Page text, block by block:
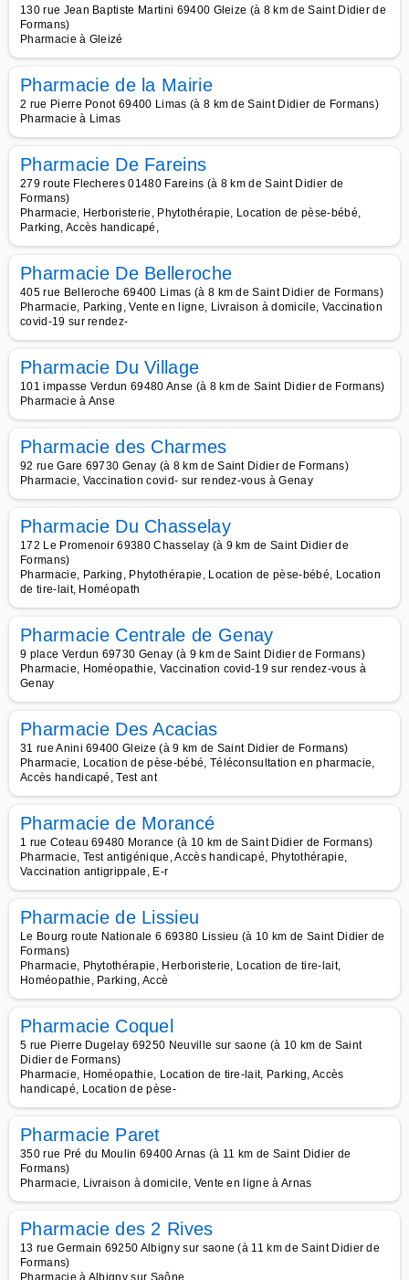
130 rue Jean Baptiste Martini 69400 Gleize (à 8 km de Saint Didier de
Formans)
Pharmacie à Gleizé
Pharmacie de la Mairie
2 rue Pierre Ponot 69400 Limas (à 8 km de Saint Didier de Formans)
Pharmacie à Limas
Pharmacie De Fareins
279 route Flecheres 01480 Fareins (à 8 km de Saint Didier de
Formans)
Pharmacie, Herboristerie, Phytothérapie, Location de pèse-bébé,
Parking, Accès handicapé,
Pharmacie De Belleroche
405 rue Belleroche 69400 Limas (à 8 km de Saint Didier de Formans)
Pharmacie, Parking, Vente en ligne, Livraison à domicile, Vaccination
covid-19 sur rendez-
Pharmacie Du Village
101 impasse Verdun 69480 Anse (à 8 km de Saint Didier de Formans)
Pharmacie à Anse
Pharmacie des Charmes
92 rue Gare 69730 Genay (à 8 km de Saint Didier de Formans)
Pharmacie, Vaccination covid- sur rendez-vous à Genay
Pharmacie Du Chasselay
172 Le Promenoir 69380 Chasselay (à 9 km de Saint Didier de
Formans)
Pharmacie, Parking, Phytothérapie, Location de pèse-bébé, Location
de tire-lait, Homéopath
Pharmacie Centrale de Genay
9 place Verdun 69730 Genay (à 9 km de Saint Didier de Formans)
Pharmacie, Homéopathie, Vaccination covid-19 sur rendez-vous à
Genay
Pharmacie Des Acacias
31 rue Anini 69400 Gleize (à 9 km de Saint Didier de Formans)
Pharmacie, Location de pèse-bébé, Téléconsultation en pharmacie,
Accès handicapé, Test ant
Pharmacie de Morancé
1 rue Coteau 69480 Morance (à 10 km de Saint Didier de Formans)
Pharmacie, Test antigénique, Accès handicapé, Phytothérapie,
Vaccination antigrippale, E-r
Pharmacie de Lissieu
Le Bourg route Nationale 6 69380 Lissieu (à 10 km de Saint Didier de
Formans)
Pharmacie, Phytothérapie, Herboristerie, Location de tire-lait,
Homéopathie, Parking, Accè
Pharmacie Coquel
5 rue Pierre Dugelay 69250 Neuville sur saone (à 10 km de Saint
Didier de Formans)
Pharmacie, Homéopathie, Location de tire-lait, Parking, Accès
handicapé, Location de pèse-
Pharmacie Paret
350 rue Pré du Moulin 69400 Arnas (à 11 km de Saint Didier de
Formans)
Pharmacie, Livraison à domicile, Vente en ligne à Arnas
Pharmacie des 2 Rives
13 rue Germain 69250 Albigny sur saone (à 11 km de Saint Didier de
Formans)
Pharmacie à Albigny sur Saône